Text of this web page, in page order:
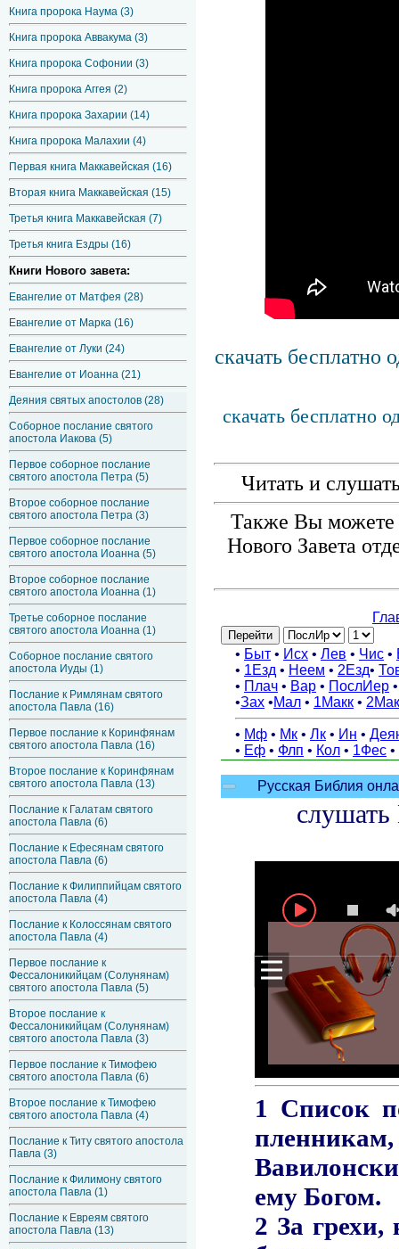
Книга пророка Наума (3)
Книга пророка Аввакума (3)
Книга пророка Софонии (3)
Книга пророка Аггея (2)
Книга пророка Захарии (14)
Книга пророка Малахии (4)
Первая книга Маккавейская (16)
Вторая книга Маккавейская (15)
Третья книга Маккавейская (7)
Третья книга Ездры (16)
Книги Нового завета:
Евангелие от Матфея (28)
Евангелие от Марка (16)
Евангелие от Луки (24)
Евангелие от Иоанна (21)
Деяния святых апостолов (28)
Соборное послание святого
апостола Иакова (5)
Первое соборное послание
святого апостола Петра (5)
Второе соборное послание
святого апостола Петра (3)
Первое соборное послание
святого апостола Иоанна (5)
Второе соборное послание
святого апостола Иоанна (1)
Третье соборное послание
святого апостола Иоанна (1)
Соборное послание святого
апостола Иуды (1)
Послание к Римлянам святого
апостола Павла (16)
Первое послание к Коринфянам
святого апостола Павла (16)
Второе послание к Коринфянам
святого апостола Павла (13)
Послание к Галатам святого
апостола Павла (6)
Послание к Ефесянам святого
апостола Павла (6)
Послание к Филиппийцам святого
апостола Павла (4)
Послание к Колоссянам святого
апостола Павла (4)
Первое послание к
Фессалоникийцам (Солунянам)
святого апостола Павла (5)
Второе послание к
Фессалоникийцам (Солунянам)
святого апостола Павла (3)
Первое послание к Тимофею
святого апостола Павла (6)
Второе послание к Тимофею
святого апостола Павла (4)
Послание к Титу святого апостола
Павла (3)
Послание к Филимону святого
апостола Павла (1)
Послание к Евреям святого
апостола Павла (13)
скачать
скачать бесплатно
Читать и
Также Вы можете
Нового Завета